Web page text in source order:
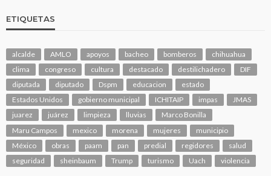
ETIQUETAS
alcalde AMLO apoyos bacheo bomberos
chihuahua
clima
congreso cultura destacado destilichadero
DIF
diputada
diputado Dspm educacion
estado
Estados Unidos
gobierno municipal ICHITAIP impas
JMAS
juarez
juárez limpieza lluvias
Marco Bonilla
Maru Campos
mexico morena mujeres
municipio
México
obras paam pan predial regidores
salud
seguridad
sheinbaum Trump turismo Uach violencia